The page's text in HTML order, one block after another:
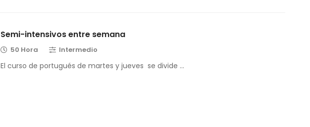
Semi-intensivos entre semana
50 Hora Intermedio
El curso de portugués de martes y jueves se divide …